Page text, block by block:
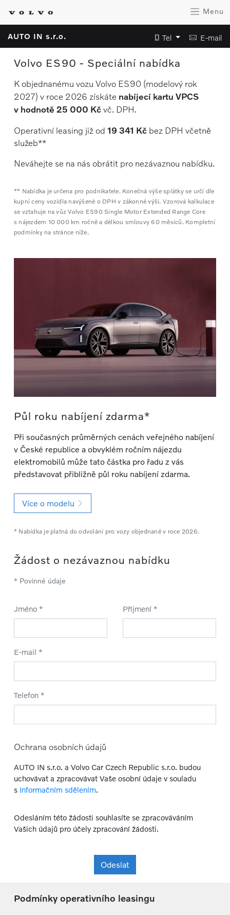
Menu
AUTO IN s.r.o. Tel E-mail
Volvo ES90 - Speciální nabídka
K objednanému vozu Volvo ES90 (modelový rok
2027) v roce 2026 získáte nabíjecí kartu VPCS
v hodnotě 25 000 Kčvč. DPH.
Operativní leasing již od 19 341 Kčbez DPH včetně
služeb**
Neváhejte se na nás obrátit pro nezávaznou nabídku.
** Nabídka je určena pro podnikatele. Konečná výše splátky se určí dle
kupní ceny vozidla navýšené o DPH v zákonné výši. Vzorová kalkulace
se vztahuje na vůz Volvo ES90 Single Motor Extended Range Core
s nájezdem 10 000 km ročně a délkou smlouvy 60 měsíců. Kompletní
podmínky na stránce níže.
Půl roku nabíjení zdarma*
Při současných průměrných cenách veřejného nabíjení
v České republice a obvyklém ročním nájezdu
elektromobilů může tato částka pro řadu z vás
představovat přibližně půl roku nabíjení zdarma.
Více o modelu
* Nabídka je platná do odvolání pro vozy objednané v roce 2026.
Žádost o nezávaznou nabídku
* Povinné údaje
Jméno * Příjmení *
E-mail *
Telefon *
Ochrana osobních údajů
AUTO IN s.r.o. a Volvo Car Czech Republic s.r.o. budou
uchovávat a zpracovávat Vaše osobní údaje v souladu
s Informačním sdělením.
Odesláním této žádosti souhlasíte se zpracováváním
Vašich údajů pro účely zpracování žádosti.
Odeslat
Podmínky operativního leasingu